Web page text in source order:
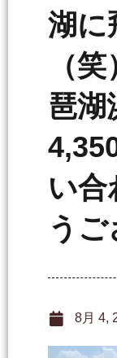
湖に
（
琶湖
い合
うご
8月 4,